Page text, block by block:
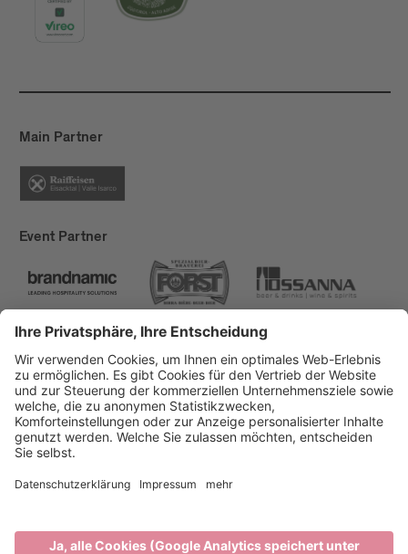
Main Partner
Event Partner
Brixen Tourismus
Privacy
Impressum
Förderungen
produced by